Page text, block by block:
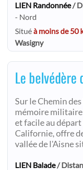
LIEN Randonnée/
- Nord
Situéà moins de 50
Wasigny
Le belvédère
Sur le Chemin
mémoire militaire
et facile au
Californie, offre
vallée de l'Aisne
LIEN Balade/